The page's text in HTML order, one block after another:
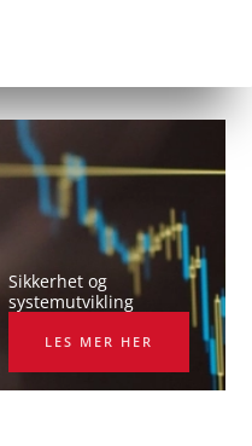
Sikkerhet og
systemutvikling
LES MER HER